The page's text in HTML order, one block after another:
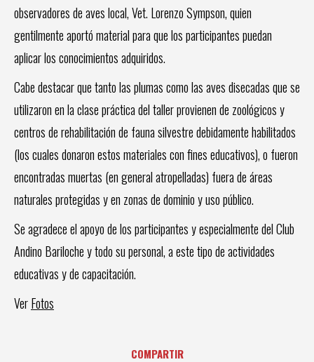
observadores de aves local, Vet. Lorenzo Sympson, quien
gentilmente aportó material para que los participantes puedan
aplicar los conocimientos adquiridos.
Cabe destacar que tanto las plumas como las aves disecadas que se
utilizaron en la clase práctica del taller provienen de zoológicos y
centros de rehabilitación de fauna silvestre debidamente habilitados
(los cuales donaron estos materiales con fines educativos), o fueron
encontradas muertas (en general atropelladas) fuera de áreas
naturales protegidas y en zonas de dominio y uso público.
Se agradece el apoyo de los participantes y especialmente del Club
Andino Bariloche y todo su personal, a este tipo de actividades
educativas y de capacitación.
VerFotos
COMPARTIR